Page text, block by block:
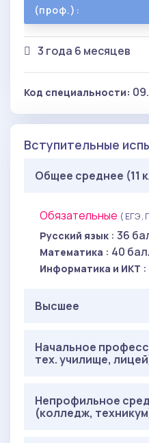
(проф.):
3 года 6 месяцев
Код специальности:
Вступительные
Общее среднее (11
Обязательные ( ЕГЭ ,
Русский язык : 36
Математика : 40
Информатика и ИКТ
Высшее
Обязательные(
Русский язык : 36
Информационные
Начальное
тех. училище,
Обязательные (
Русский язык: 36
Непрофильное
(колледж,